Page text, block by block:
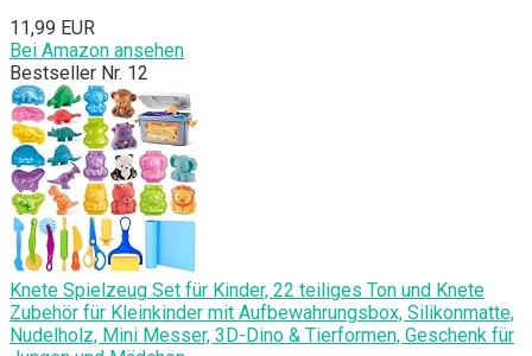
11,99 EUR
Bei Amazon ansehen
Bestseller Nr. 12
Knete Spielzeug Set für Kinder, 22 teiliges Ton und Knete
Zubehör für Kleinkinder mit Aufbewahrungsbox, Silikonmatte,
Nudelholz, Mini Messer, 3D-Dino & Tierformen, Geschenk für